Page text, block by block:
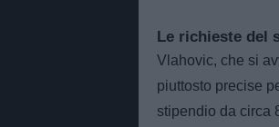
Le richieste del
Vlahovic, che si
piuttosto precise
stipendio da circa